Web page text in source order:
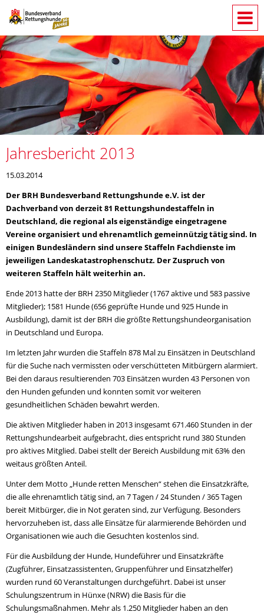
Jahresbericht 2013
15.03.2014
Der BRH Bundesverband Rettungshunde e.V. ist der
Dachverband von derzeit 81 Rettungshundestaffeln in
Deutschland, die regional als eigenständige eingetragene
Vereine organisiert und ehrenamtlich gemeinnützig tätig sind. In
einigen Bundesländern sind unsere Staffeln Fachdienste im
jeweiligen Landeskatastrophenschutz. Der Zuspruch von
weiteren Staffeln hält weiterhin an.
Ende 2013 hatte der BRH 2350 Mitglieder (1767 aktive und 583 passive
Mitglieder); 1581 Hunde (656 geprüfte Hunde und 925 Hunde in
Ausbildung), damit ist der BRH die größte Rettungshundeorganisation
in Deutschland und Europa.
Im letzten Jahr wurden die Staffeln 878 Mal zu Einsätzen in Deutschland
für die Suche nach vermissten oder verschütteten Mitbürgern alarmiert.
Bei den daraus resultierenden 703 Einsätzen wurden 43 Personen von
den Hunden gefunden und konnten somit vor weiteren
gesundheitlichen Schäden bewahrt werden.
Die aktiven Mitglieder haben in 2013 insgesamt 671.460 Stunden in der
Rettungshundearbeit aufgebracht, dies entspricht rund 380 Stunden
pro aktives Mitglied. Dabei stellt der Bereich Ausbildung mit 63% den
weitaus größten Anteil.
Unter dem Motto „Hunde retten Menschen“ stehen die Einsatzkräfte,
die alle ehrenamtlich tätig sind, an 7 Tagen / 24 Stunden / 365 Tagen
bereit Mitbürger, die in Not geraten sind, zur Verfügung. Besonders
hervorzuheben ist, dass alle Einsätze für alarmierende Behörden und
Organisationen wie auch die Gesuchten kostenlos sind.
Für die Ausbildung der Hunde, Hundeführer und Einsatzkräfte
(Zugführer, Einsatzassistenten, Gruppenführer und Einsatzhelfer)
wurden rund 60 Veranstaltungen durchgeführt. Dabei ist unser
Schulungszentrum in Hünxe (NRW) die Basis für die
Schulungsmaßnahmen. Mehr als 1.250 Mitglieder haben an den